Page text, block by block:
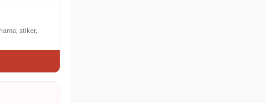
stiker,